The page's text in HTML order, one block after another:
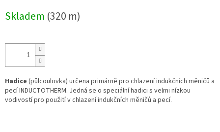
cena:
Skladem (320 m)
Hadice (půlcoulovka) určena primárně pro chlazení indukčních měničů a
pecí INDUCTOTHERM. Jedná se o speciální hadici s velmi nízkou
vodivostí pro použití v chlazení indukčních měničů a pecí.